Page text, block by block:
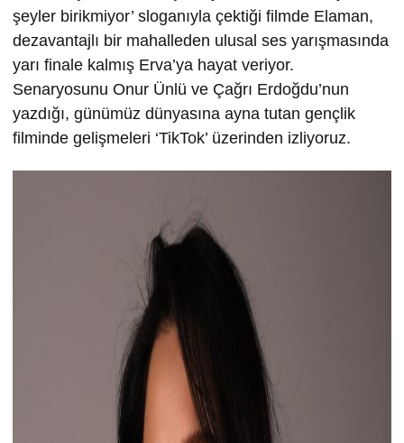
şeyler birikmiyor’ sloganıyla çektiği filmde Elaman,
dezavantajlı bir mahalleden ulusal ses yarışmasında
yarı finale kalmış Erva’ya hayat veriyor.
Senaryosunu Onur Ünlü ve Çağrı Erdoğdu’nun
yazdığı, günümüz dünyasına ayna tutan gençlik
filminde gelişmeleri ‘TikTok’ üzerinden izliyoruz.